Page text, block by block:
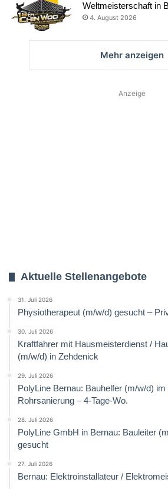
Weltmeisterschaft in
4. August 2026
Mehr anzeigen
Anzeige
Aktuelle Stellenangebote
31. Juli 2026
Physiotherapeut (m/w/d) gesucht –
30. Juli 2026
Kraftfahrer mit Hausmeisterdienst /
(m/w/d) in Zehdenick
29. Juli 2026
PolyLine Bernau: Bauhelfer (m/w/d)
Rohrsanierung – 4-Tage-Wo.
28. Juli 2026
PolyLine GmbH in Bernau: Bauleiter
gesucht
27. Juli 2026
Bernau: Elektroinstallateur /